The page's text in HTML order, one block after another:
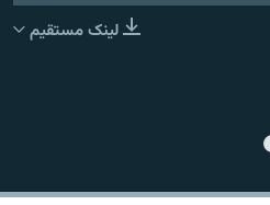
لینک مستقیم